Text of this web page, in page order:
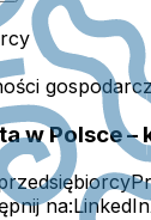
w Polsce
na:LinkedIn